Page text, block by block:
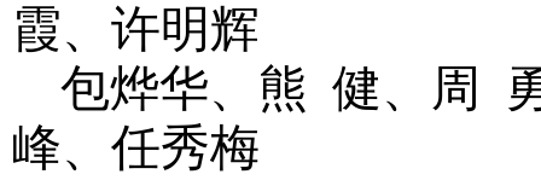
霞、许明辉
包烨华、熊 健、周
峰、任秀梅